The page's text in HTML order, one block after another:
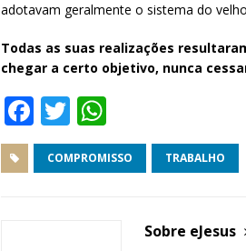
adotavam geralmente o sistema do
Todas as suas realizações
chegar a certo objetivo, nunca
F
a
c
T
w
it
h
at
COMPROMISSO TRABALHO
Sobre eJesus